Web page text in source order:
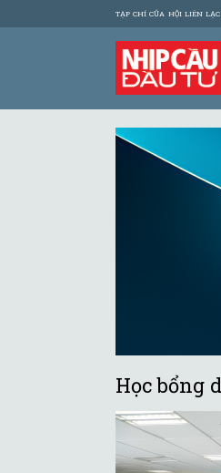
TẠP CHÍ CỦA HỘI LIÊN
Học bổng